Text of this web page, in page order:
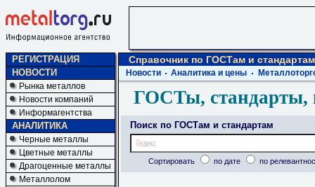
РЕГИСТРАЦИЯ
НОВОСТИ
Рынка металлов
Новости компаний
Информагентства
АНАЛИТИКА
Черные металлы
Цветные металлы
Драгоценные металлы
Металлолом
Справочник по ГОСТам и стандартам
Новости Аналитика и цены
ГОСТы, стандарты,
Поиск по ГОСТам и стандартам
Сортировать по дате по